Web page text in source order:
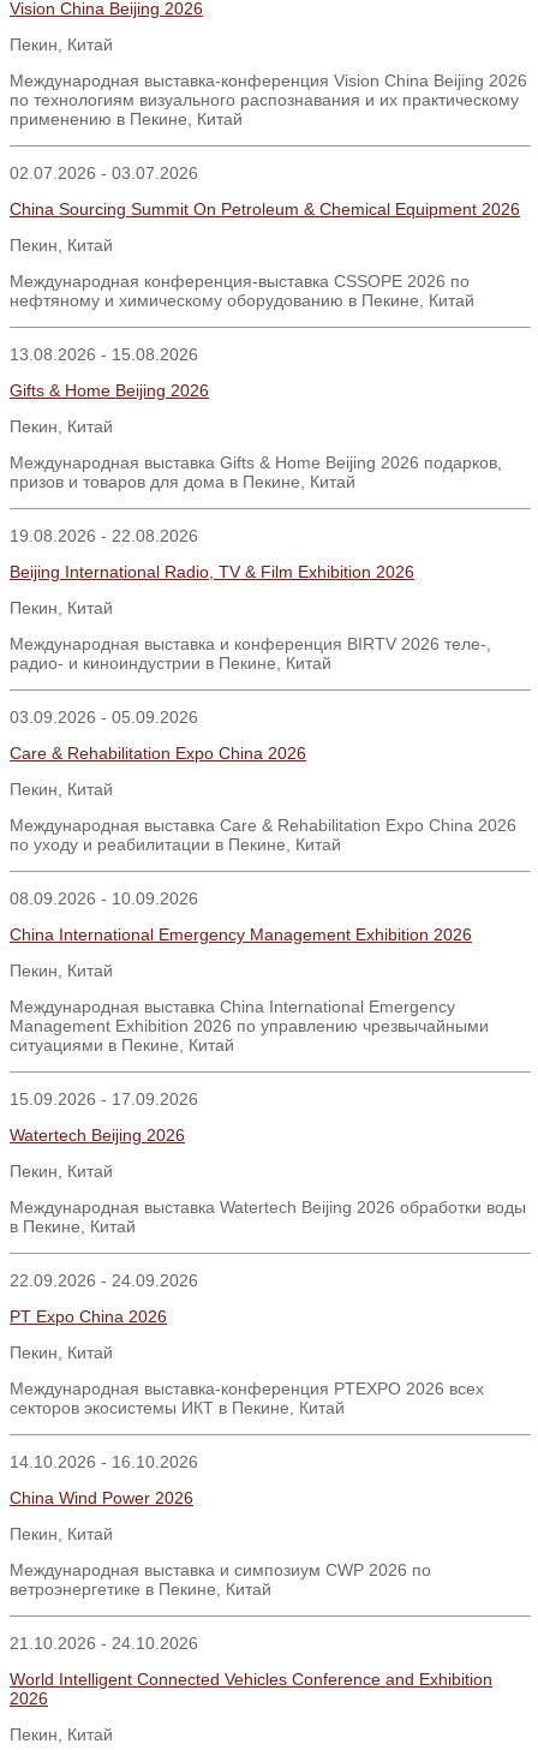
Vision China Beijing 2026
Пекин
Китай
Международная выставка-конференция Vision China Beijing 2026
по технологиям визуального распознавания и их практическому
применению в Пекине, Китай
02.07.2026 - 03.07.2026
China Sourcing Summit On Petroleum & Chemical Equipment 2026
Пекин, Китай
Международная конференция-выставка CSSOPE 2026 по
нефтяному и химическому оборудованию в Пекине, Китай
13.08.2026 - 15.08.2026
Gifts & Home Beijing 2026
Пекин, Китай
Международная выставка Gifts & Home Beijing 2026 подарков,
призов и товаров для дома в Пекине, Китай
19.08.2026 - 22.08.2026
Beijing International Radio, TV & Film Exhibition 2026
Пекин, Китай
Международная выставка и конференция BIRTV 2026 теле-,
радио- и киноиндустрии в Пекине, Китай
03.09.2026 - 05.09.2026
Care & Rehabilitation Expo China 2026
Пекин
Китай
Международная выставка Care & Rehabilitation Expo China 2026
по уходу и реабилитации в Пекине, Китай
08.09.2026 - 10.09.2026
China International Emergency Management Exhibition 2026
Пекин
Китай
Международная выставка China International Emergency
Management Exhibition 2026 по управлению чрезвычайными
ситуациями в Пекине
Китай
15.09.2026 - 17.09.2026
Watertech Beijing 2026
Пекин, Китай
Международная выставка Watertech Beijing 2026 обработки воды
в Пекине, Китай
22.09.2026 - 24.09.2026
PT Expo China 2026
Пекин
Китай
Международная выставка-конференция PTEXPO 2026 всех
секторов экосистемы ИКТ в Пекине, Китай
14.10.2026 - 16.10.2026
China Wind Power 2026
Пекин, Китай
Международная выставка и симпозиум CWP 2026 по
ветроэнергетике в Пекине, Китай
21.10.2026 - 24.10.2026
World Intelligent Connected Vehicles Conference and Exhibition
2026
Пекин, Китай